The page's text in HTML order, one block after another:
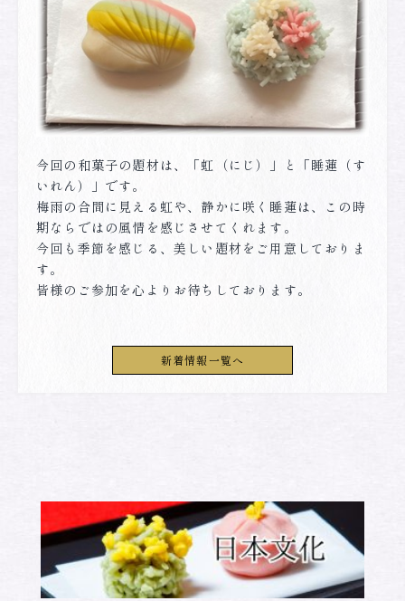
今回の和菓子の題材は、「虹（にじ）」と「睡蓮（す
いれん）」です。
梅雨の合間に見える虹や、静かに咲く睡蓮は、この時
期ならではの風情を感じさせてくれます。
今回も季節を感じる、美しい題材をご用意しておりま
す。
皆様のご参加を心よりお待ちしております。
新着情報一覧へ